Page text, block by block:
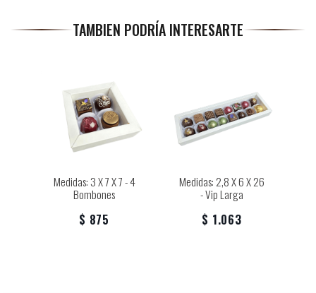
TAMBIEN PODRÍA INTERESARTE
Medidas: 3 X 7 X 7 - 4
Bombones
$ 875
Medidas: 2,8 X 6 X 26
- Vip Larga
$ 1.063